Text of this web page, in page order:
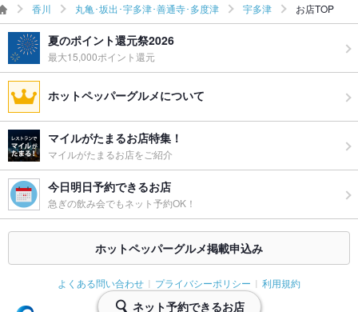
グパーティ
ー二次会
お祝い・サ
プライズ対
応
可
備考
香川 丸亀･坂出･宇多津･善通寺･多度津 宇多津 お店TOP
夏のポイント還元祭2026
最大15,000ポイント還元
ホットペッパーグルメについて
マイルがたまるお店特集！
マイルがたまるお店をご紹介
今日明日予約できるお店
急ぎの飲み会でもネット予約OK！
ホットペッパーグルメ掲載申込み
よくある問い合わせ プライバシーポリシー 利用規約
ネット予約できるお店